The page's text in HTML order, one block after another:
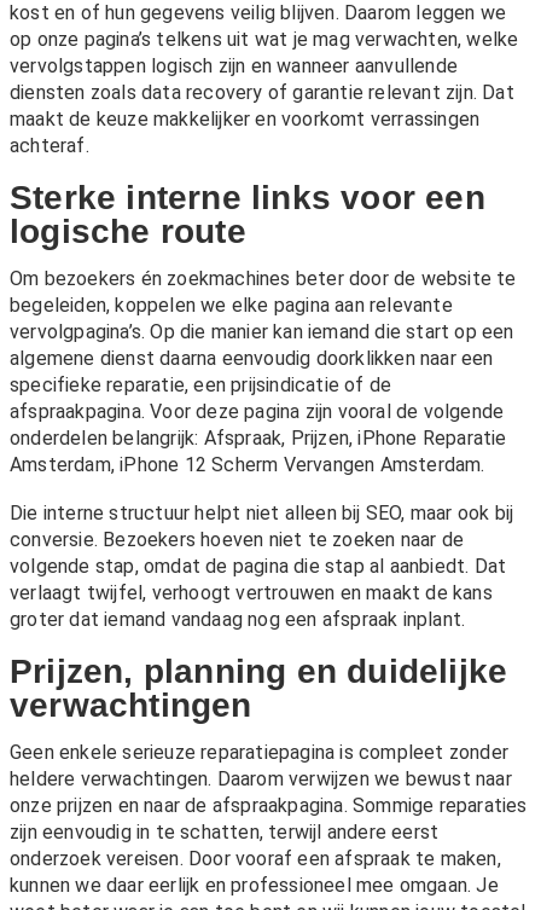
kost en of hun gegevens veilig blijven. Daarom leggen we
op onze pagina’s telkens uit wat je mag verwachten, welke
vervolgstappen logisch zijn en wanneer aanvullende
diensten zoals data recovery ofgarantie relevant zijn. Dat
maakt de keuze makkelijker en voorkomt verrassingen
achteraf.
Sterke interne links voor een
logische route
Om bezoekers én zoekmachines beter door de website te
begeleiden, koppelen we elke pagina aan relevante
vervolgpagina’s. Op die manier kan iemand die start op een
algemene dienst daarna eenvoudig doorklikken naar een
specifieke reparatie, een prijsindicatie of de
afspraakpagina. Voor deze pagina zijn vooral de volgende
onderdelen belangrijk: Afspraak, Prijzen,iPhone Reparatie
Amsterdam,iPhone 12 Scherm Vervangen Amsterdam.
Die interne structuur helpt niet alleen bij SEO, maar ook bij
conversie. Bezoekers hoeven niet te zoeken naar de
volgende stap, omdat de pagina die stap al aanbiedt. Dat
verlaagt twijfel, verhoogt vertrouwen en maakt de kans
groter dat iemand vandaag nog een afspraak inplant.
Prijzen, planning en duidelijke
verwachtingen
Geen enkele serieuze reparatiepagina is compleet zonder
heldere verwachtingen. Daarom verwijzen we bewust naar
onze prijzen en naar de afspraakpagina. Sommige reparaties
zijn eenvoudig in te schatten, terwijl andere eerst
onderzoek vereisen. Door vooraf een afspraak te maken,
kunnen we daar eerlijk en professioneel mee omgaan. Je